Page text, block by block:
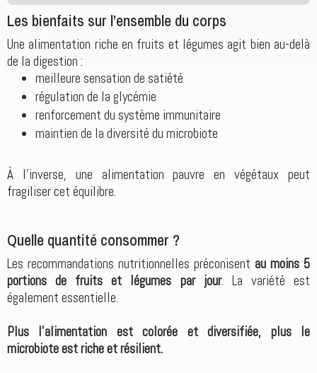
Les bienfaits sur l’ensemble du corps
Une alimentation riche en fruits et légumes agit bien au-delà
de la digestion :
meilleure sensation de satiété
régulation de la glycémie
renforcement du système immunitaire
maintien de la diversité du microbiote
À l’inverse, une alimentation pauvre en végétaux peut
fragiliser cet équilibre.
Quelle quantité consommer ?
Les recommandations nutritionnelles préconisent au moins 5
portions de fruits et légumes par jour. La variété est
également essentielle.
Plus l’alimentation est colorée et diversifiée, plus le
microbiote est riche et résilient.